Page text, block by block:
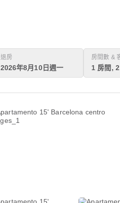
退房
2026年8月10日週一
房間數 &
1 房間,